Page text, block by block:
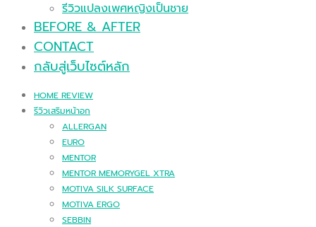
รีวิวแปลงเพศหญิงเป็นชาย
BEFORE & AFTER
CONTACT
กลับสู่เว็บไซต์หลัก
HOME REVIEW
รีวิวเสริมหน้าอก
ALLERGAN
EURO
MENTOR
MENTOR MEMORYGEL XTRA
MOTIVA SILK SURFACE
MOTIVA ERGO
SEBBIN